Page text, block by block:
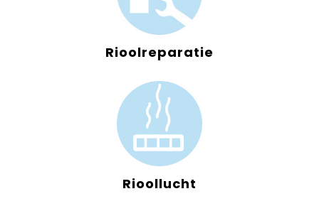
Rioolreparatie
Rioollucht